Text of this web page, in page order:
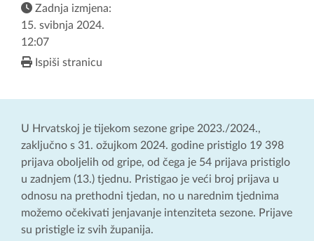
Zadnja izmjena:
15. svibnja 2024.
12:07
Ispiši stranicu
U Hrvatskoj je tijekom sezone gripe 2023./2024.,
zaključno s 31. ožujkom 2024. godine pristiglo 19 398
prijava oboljelih od gripe, od čega je 54 prijava pristiglo
u zadnjem (13.) tjednu. Pristigao je veći broj prijava u
odnosu na prethodni tjedan, no u narednim tjednima
možemo očekivati jenjavanje intenziteta sezone. Prijave
su pristigle iz svih županija.